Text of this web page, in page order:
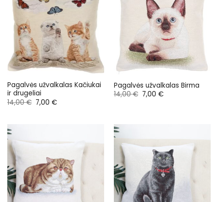
Pagalvės užvalkalas Kačiukai
ir drugeliai
14,00€ Original
price
7,00 €Current
Pagalvės užvalkalas Birma
14,00€ Original
price
7,00 €Current